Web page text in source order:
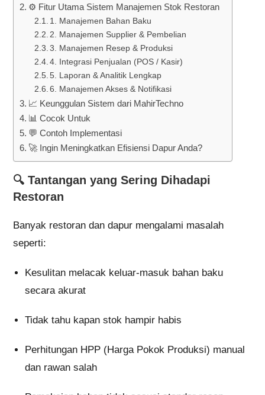
⚙️ Fitur Utama Sistem Manajemen Stok Restoran
1. Manajemen Bahan Baku
2. Manajemen Supplier & Pembelian
3. Manajemen Resep & Produksi
4. Integrasi Penjualan (POS / Kasir)
5. Laporan & Analitik Lengkap
6. Manajemen Akses & Notifikasi
📈 Keunggulan Sistem dari MahirTechno
📊 Cocok Untuk
💬 Contoh Implementasi
🚀 Ingin Meningkatkan Efisiensi Dapur Anda?
🔍 Tantangan yang Sering Dihadapi
Restoran
Banyak restoran dan dapur mengalami masalah
seperti:
Kesulitan melacak keluar-masuk bahan baku
secara akurat
Tidak tahu kapan stok hampir habis
Perhitungan HPP (Harga Pokok Produksi) manual
dan rawan salah